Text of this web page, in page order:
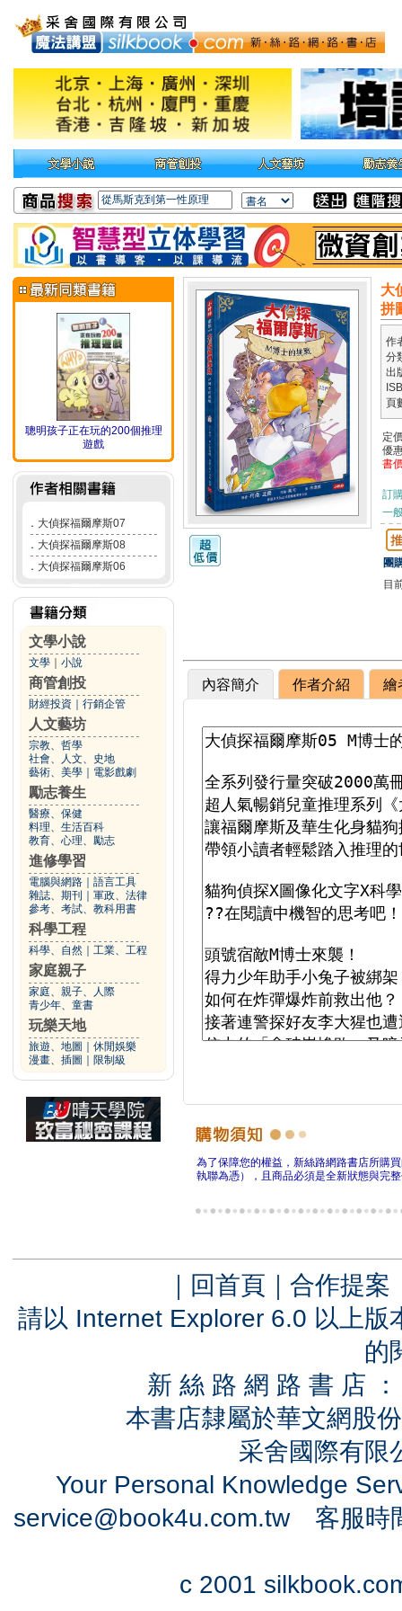
聰明孩子正在玩的200個推理
遊戲
． 大偵探福爾摩斯07
． 大偵探福爾摩斯08
． 大偵探福爾摩斯06
文學小說
文學 小說
商管創投
財經投資 行銷企管
人文藝坊
宗教、哲學
社會、人文、史地
藝術、美學
電影戲劇
勵志養生
醫療、保健
料理、生活百科
教育、心理、勵志
進修學習
電腦與網路
語言工具
雜誌、期刊
軍政、法律
參考、考試、教科用書
科學工程
科學、自然 工業、工程
家庭親子
家庭、親子、人際
青少年、童書
玩樂天地
旅遊、地圖
休閒娛樂
漫畫、插圖
限制級
大
拼
作
分
出
頁
定
優
書
訂
一
團
目
內容簡介 作者介紹 繪
為了保障您的權益，新絲路網路書店所購
執聯為憑），且商品必須是全新狀態與完
｜ 回首頁 ｜ 合作提案
請以 Internet Explorer 6.0 以上
的
新 絲 路 網 路 書 店
本書店隸屬於華文網股
采舍國際有
Your Personal Knowledge
service@book4u.com.tw客服時
c 2001